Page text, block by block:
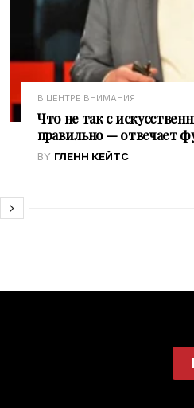
В ЦЕНТРЕ ВНИМАНИЯ
Что не так с
правильно — отвечает
BY ГЛЕНН КЕЙТС